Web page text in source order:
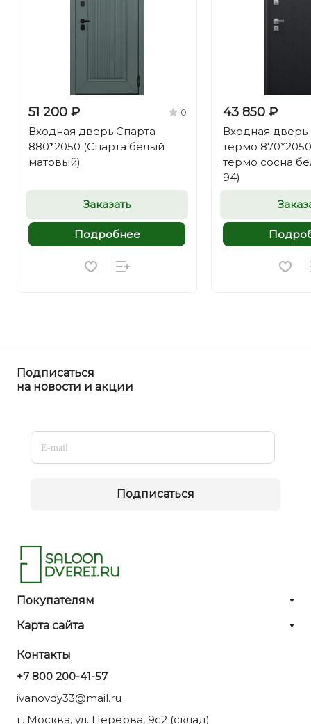
51 200 ₽ 0
Входная дверь Спарта
880*2050 (Спарта белый
матовый)
Заказать
Подробнее
43 850 ₽
Входная дверь
термо
термо сосна
94)
Подписаться
на новости и акции
Подписаться
Покупателям
Карта сайта
Контакты
+7 800 200-41-57
ivanovdy33@mail.ru
г. Москва, ул. Перерва, 9с2 (склад)